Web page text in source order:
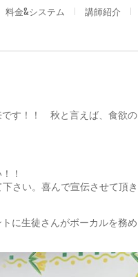
料金&システム 講師紹介
です！！ 秋と言えば、食欲の
！
さい。喜んで宣伝させて頂き
に生徒さんがボーカルを務め